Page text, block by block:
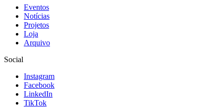
Eventos
Notícias
Projetos
Loja
Arquivo
Social
Instagram
Facebook
LinkedIn
TikTok